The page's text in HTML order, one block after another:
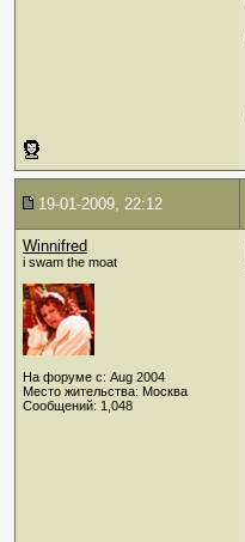
19-01-2009, 22:12
Winnifred
i swam the moat
На форуме с: Aug 2004
Место жительства: Москва
Сообщений: 1,048